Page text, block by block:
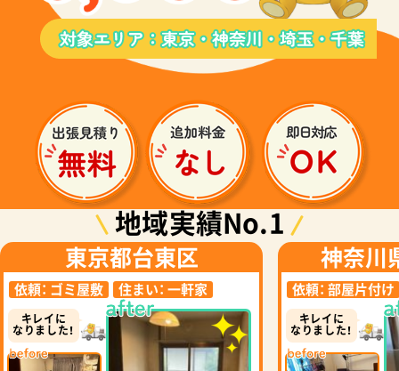
地域実績No.1
東京都台東区
依頼： ゴミ屋敷 住まい： 一軒家
キレイに
なりました！
神奈川
依頼： 部屋片付け
キレイに
なりました！